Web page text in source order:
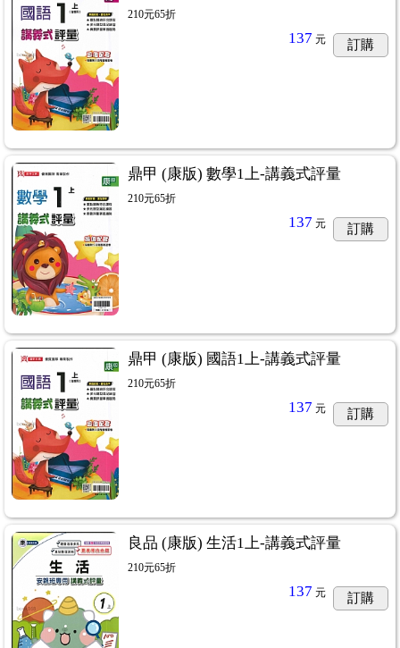
210元65折
137 元 訂購
鼎甲 (康版) 數學1上-講義式評量
210元65折
137 元 訂購
鼎甲 (康版) 國語1上-講義式評量
210元65折
137 元 訂購
良品 (康版) 生活1上-講義式評量
210元65折
137 元 訂購